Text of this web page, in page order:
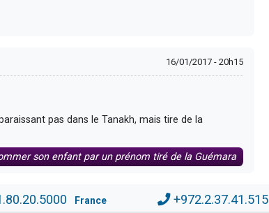
16/01/2017 - 20h15
pas dans le Tanakh, mais tire de la
son enfant par un prénom tiré de la Guémara
France +972.2.37.41.515